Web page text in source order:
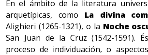
En el ámbito de la literatura
arquetípicas, como La divina
Alighieri (1265-1321), o la Noche
San Juan de la Cruz (1542-1591).
proceso de individuación, o